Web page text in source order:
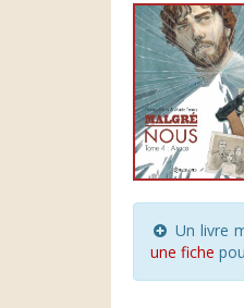
Un livre
une fiche